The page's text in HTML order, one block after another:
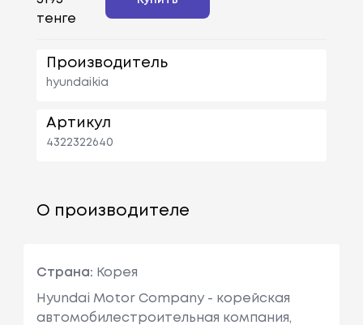
тенге
Производитель
hyundaikia
Артикул
4322322640
О производителе
Страна: Корея
Hyundai Motor Company - корейская
автомобилестроительная компания,